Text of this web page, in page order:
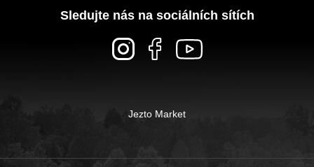
Sledujte nás na sociálních sítích
Jezto Market